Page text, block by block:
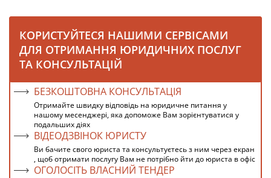
КОРИСТУЙТЕСЯ НАШИМИ СЕРВІСАМИ
ДЛЯ ОТРИМАННЯ ЮРИДИЧНИХ ПОСЛУГ
ТА КОНСУЛЬТАЦІЙ
БЕЗКОШТОВНА КОНСУЛЬТАЦІЯ
Отримайте швидку відповідь на юридичне питання у
нашому месенджері, яка допоможе Вам зорієнтуватися у
подальших діях
ВІДЕОДЗВІНОК ЮРИСТУ
Ви бачите свого юриста та консультуєтесь з ним через екран
, щоб отримати послугу Вам не потрібно йти до юриста в офіс
ОГОЛОСІТЬ ВЛАСНИЙ ТЕНДЕР